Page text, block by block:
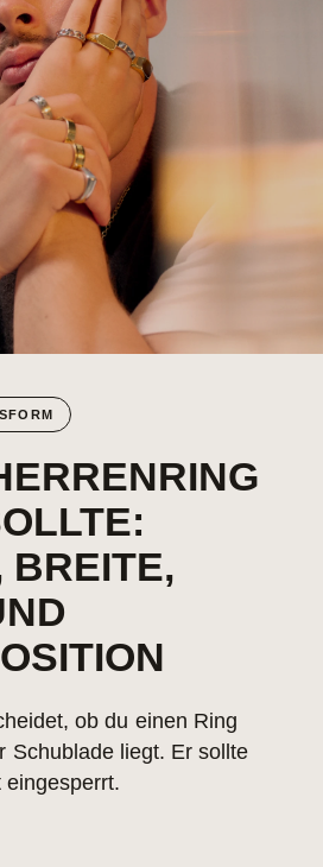
P
F
ob du einen Ring
Schublade liegt. Er sollte